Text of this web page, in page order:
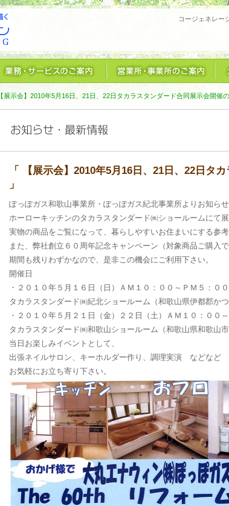
コージェネレー
【展示会】2010年5月16日、21日、22日タカラスタンダード合同展示会開催
「 【展示会】2010年5月16日、21日、22日タ
」
ぽっぽガス和歌山事業所・ぽっぽガス紀北事業所よりお知らせ
ホーローキッチンのタカラスタンダード㈱ショールームにて展
実物の商品をご覧になって、暮らしやすいお住まいにする参考
また、弊社創立６０周年記念キャンペーン（対象商品ご購入
期間も残りわずかなので、是非この機会にご利用下さい。
開催日
・２０１０年５月１６日（日）ＡＭ１０：００～ＰＭ５：００
タカラスタンダード㈱紀北ショールーム（和歌山県伊都郡か
・２０１０年５月２１日（金）２２日（土）ＡＭ１０：００
タカラスタンダード㈱和歌山ショールーム（和歌山県和歌山市
当日お楽しみイベントとして、
出張ネイルサロン、キーホルダー作り、調理実演 などなど
お気軽にお立ち寄り下さい。